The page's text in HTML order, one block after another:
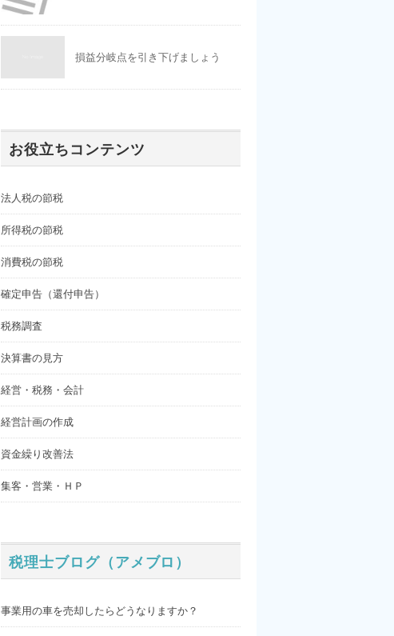
損益分岐点を引き下げましょう
お役立ちコンテンツ
法人税の節税
所得税の節税
消費税の節税
確定申告（還付申告）
税務調査
決算書の見方
経営・税務・会計
経営計画の作成
資金繰り改善法
集客・営業・ＨＰ
税理士ブログ（アメブロ）
事業用の車を売却したらどうなりますか？